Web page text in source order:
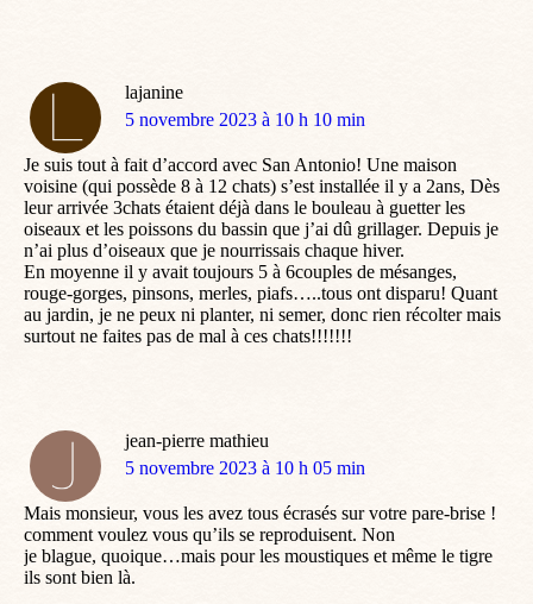
lajanine
dit
5 novembre 2023 à 10 h 10 min
Je suis tout à fait d’accord avec San Antonio! Une maison
voisine (qui possède 8 à 12 chats) s’est installée il y a 2ans, Dès
leur arrivée 3chats étaient déjà dans le bouleau à guetter les
oiseaux et les poissons du bassin que j’ai dû grillager. Depuis je
n’ai plus d’oiseaux que je nourrissais chaque hiver.
En moyenne il y avait toujours 5 à 6couples de mésanges,
rouge-gorges, pinsons, merles, piafs…..tous ont disparu! Quant
au jardin, je ne peux ni planter, ni semer, donc rien récolter mais
surtout ne faites pas de mal à ces chats!!!!!!!
jean-pierre mathieu
dit
5 novembre 2023 à 10 h 05 min
Mais monsieur, vous les avez tous écrasés sur votre pare-brise !
comment voulez vous qu’ils se reproduisent. Non
je blague, quoique…mais pour les moustiques et même le tigre
ils sont bien là.